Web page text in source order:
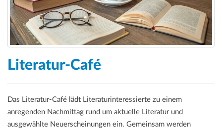
Literatur-Café
Das Literatur-Café lädt Literaturinteressierte zu einem
anregenden Nachmittag rund um aktuelle Literatur und
ausgewählte Neuerscheinungen ein. Gemeinsam werden